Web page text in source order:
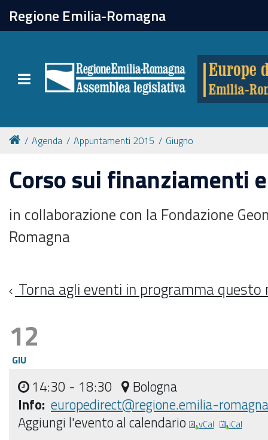
Regione Emilia-Romagna
Toggle navigation
chiudi
Attività
Formazione
Eventi
Tutte le notizie
Newsletter
Agenda Appuntamenti 2015 Giugno
Corso sui finanziamenti
in collaborazione con la Fondazione
Romagna
Torna agli eventi in programma questo
12
GIU
14:30 - 18:30
Bologna
Info: europedirect@regione.emilia-
Aggiungi l'evento al calendario
vCal iCal